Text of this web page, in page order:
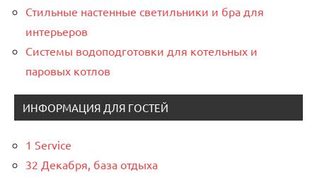
Стильные настенные светильники и бра для
интерьеров
Системы водоподготовки для котельных и
паровых котлов
ИНФОРМАЦИЯ ДЛЯ ГОСТЕЙ
1 Service
32 Декабря, база отдыха